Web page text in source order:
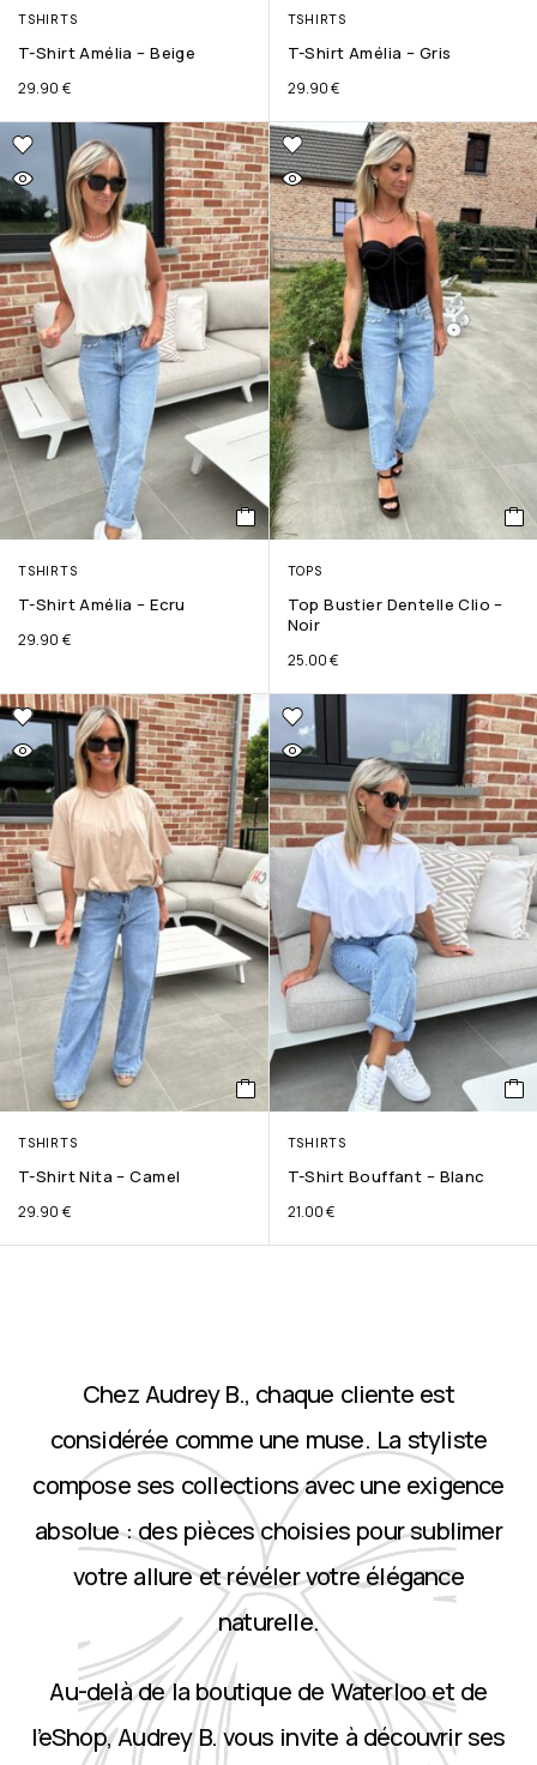
TSHIRTS
T-Shirt Amélia – Beige
29.90 €
TSHIRTS
T-Shirt Amélia – Gris
29.90€
TSHIRTS
T-Shirt Amélia – Ecru
29.90 €
TOPS
Top Bustier Dentelle Clio –
Noir
25.00€
TSHIRTS
T-Shirt Nita – Camel
29.90 €
TSHIRTS
T-Shirt Bouffant – Blanc
21.00€
Chez Audrey B., chaque cliente est
considérée comme une muse. La styliste
compose ses collections avec une exigence
absolue : des pièces choisies pour sublimer
votre allure et révéler votre élégance
naturelle.
Au-delà de la boutique de Waterloo et de
l’eShop, Audrey B. vous invite à découvrir ses